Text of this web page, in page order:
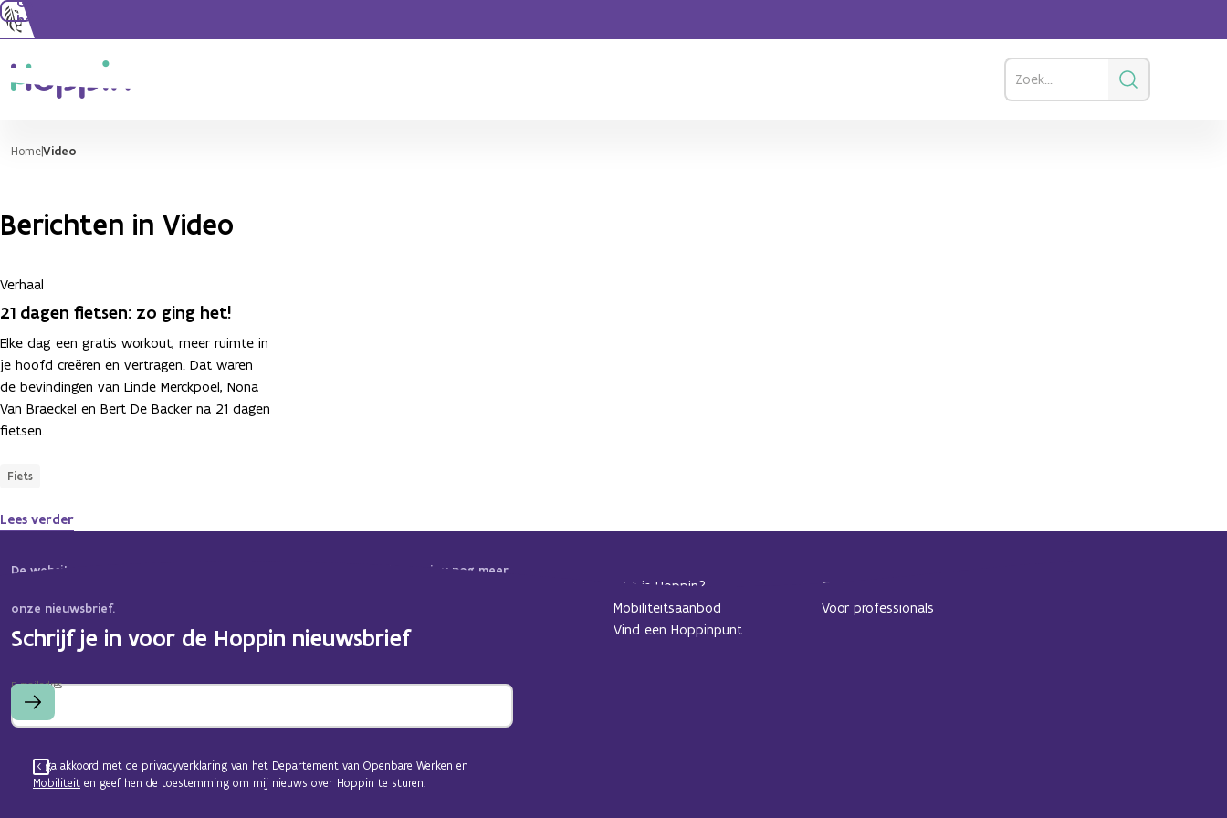
hoofdinhoud
HomeVideo
Berichten in Video
Verhaal
21 dagen fietsen: zo ging het!
Elke dag een gratis workout, meer ruimte in
je hoofd creëren en vertragen. Dat waren
de bevindingen van Linde Merckpoel, Nona
Van Braeckel en Bert De Backer na 21 dagen
fietsen.
Fiets
Lees verder
De website van Hoppin is constant in beweging. Binnenkort bieden we jou nog meer
onze nieuwsbrief.
Schrijf je in voor de Hoppin nieuwsbrief
E-mailadres
Ik ga akkoord met de privacyverklaring van het Departement van Openbare Werken en
Mobiliteit en geef hen de toestemming om mij nieuws over Hoppin te sturen.
Wat is Hoppin?
Mobiliteitsaanbod
Vind een Hoppinpunt
Contact
Voor professionals